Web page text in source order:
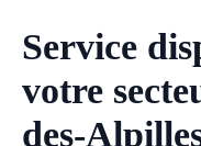
Service
votre
des-